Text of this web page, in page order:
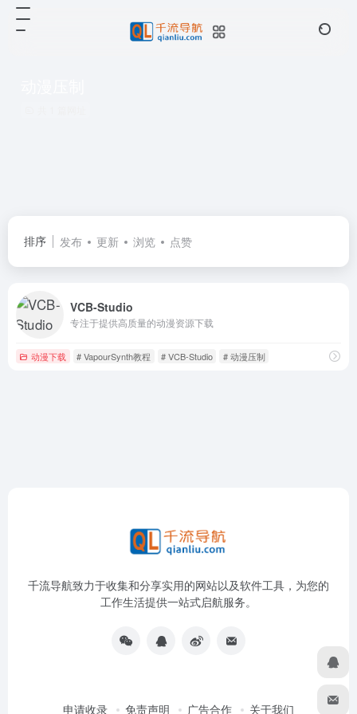
排序 发布 更新 浏览 点赞
VCB-Studio
专注于提供高质量的动漫资源下载
动漫下载 # VapourSynth教程 # VCB-Studio # 动漫压制
千流导航致力于收集和分享实用的网站以及软件工具，为您的
工作生活提供一站式启航服务。
申请收录 免责声明 广告合作 关于我们